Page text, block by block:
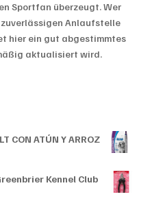
Sportfan überzeugt. Wer
Anlaufstelle
hier ein gut abgestimmtes
aktualisiert wird.
CON ATÚN Y ARROZ
Kennel Club